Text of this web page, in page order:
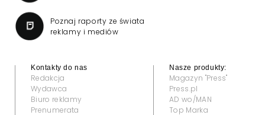
Poznaj raporty ze świata
reklamy i mediów
Kontakty do nas
Redakcja
Wydawca
Biuro reklamy
Prenumerata
Nasze produkty:
Magazyn "Press"
Press.pl
AD wo/MAN
Top Marka